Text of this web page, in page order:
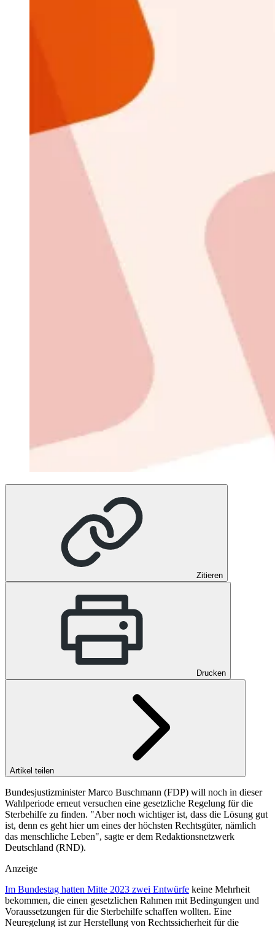
Zitieren
Drucken
Artikel teilen
Bundesjustizminister Marco Buschmann (FDP) will noch in dieser
Wahlperiode erneut versuchen eine gesetzliche Regelung für die
Sterbehilfe zu finden. "Aber noch wichtiger ist, dass die Lösung gut
ist, denn es geht hier um eines der höchsten Rechtsgüter, nämlich
das menschliche Leben", sagte er dem Redaktionsnetzwerk
Deutschland (RND).
Anzeige
Im Bundestag hatten Mitte 2023 zwei Entwürfe keine Mehrheit
bekommen, die einen gesetzlichen Rahmen mit Bedingungen und
Voraussetzungen für die Sterbehilfe schaffen wollten. Eine
Neuregelung ist zur Herstellung von Rechtssicherheit für die